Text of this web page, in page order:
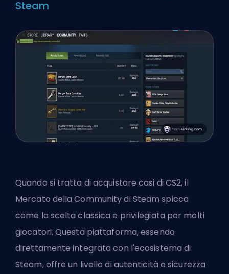
Steam
Quando si tratta di acquistare casi di CS2, il
Mercato della Community di Steam spicca
come la scelta classica e privilegiata per molti
giocatori. Questa piattaforma, essendo
direttamente integrata con l'ecosistema di
Steam, offre un livello di autenticità e sicurezza